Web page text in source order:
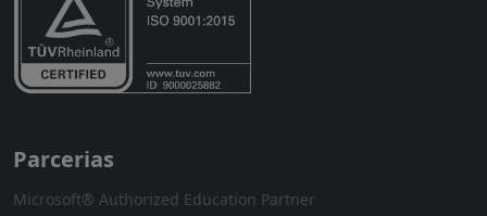
Parcerias
Microsoft® Authorized Education Partner